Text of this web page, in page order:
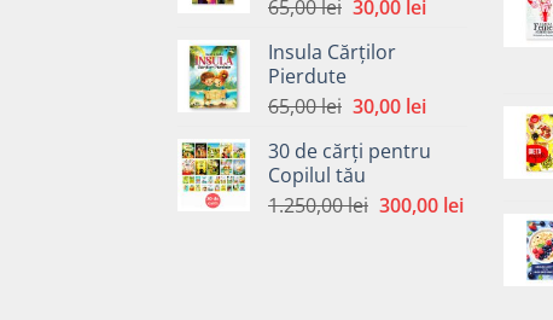
65,00lei Prețul
a
65,00 lei.
30,00 leiPrețul
Insula Cărților
Pierdute
65,00lei Prețul
a
fost:
65,00 lei.
30,00 leiPrețul
este:
30 de cărți pentru
Copilul tău
1.250,00lei Prețul
300,00 leiPrețul
300,00 lei.